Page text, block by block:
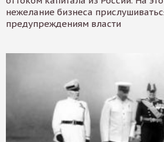
нежелание бизнеса
предупреждениям власти